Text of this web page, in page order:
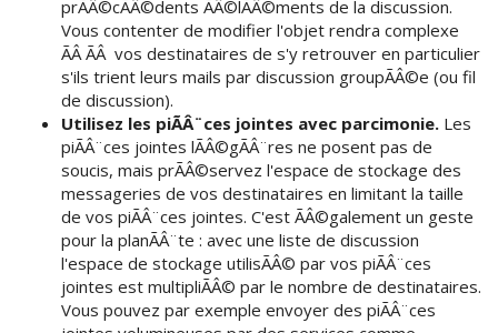
prÃÂ©cÃÂ©dents ÃÂ©lÃÂ©ments de la discussion.
Vous contenter de modifier l'objet rendra complexe
ÃÂ ÃÂ vos destinataires de s'y retrouver en particulier
s'ils trient leurs mails par discussion groupÃÂ©e (ou fil
de discussion).
Utilisez les piÃÂ¨ces jointes avec parcimonie. Les
piÃÂ¨ces jointes lÃÂ©gÃÂ¨res ne posent pas de
soucis, mais prÃÂ©servez l'espace de stockage des
messageries de vos destinataires en limitant la taille
de vos piÃÂ¨ces jointes. C'est ÃÂ©galement un geste
pour la planÃÂ¨te : avec une liste de discussion
l'espace de stockage utilisÃÂ© par vos piÃÂ¨ces
jointes est multipliÃÂ© par le nombre de destinataires.
Vous pouvez par exemple envoyer des piÃÂ¨ces